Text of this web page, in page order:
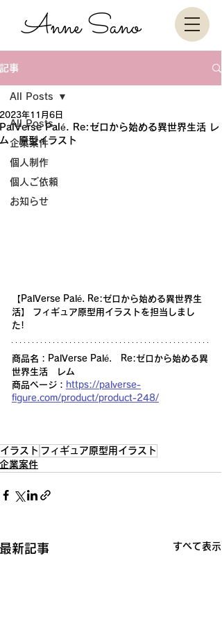
Anne Sano
記事
All Posts
企業案件
個人制作
個人ご依頼
お知らせ
All Posts
PalVerse Palé. Re:ゼロから始める異世界生活 レ
ム 原型イラスト
2023年11月6日
【PalVerse Palé. Re:ゼロから始める異世界生
活】 フィギュア原型用イラストを担当しまし
た!
商品名 : PalVerse Palé.　Re:ゼロから始める異
世界生活　レム
商品ページ： https://palverse-
figure.com/product/product-248/
イラスト フィギュア原型用イラスト
企業案件
最新記事 すべて表示